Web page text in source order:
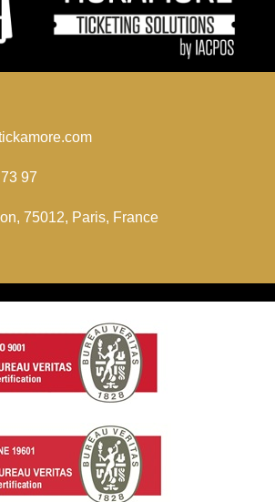
97
75012, Paris, France